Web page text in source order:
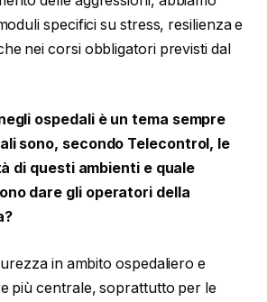
specifici su stress, resilienza e
nei corsi obbligatori previsti dal
ospedali è un tema sempre
sono, secondo Telecontrol, le
di questi ambienti e quale
dare gli operatori della
in ambito ospedaliero e
più centrale, soprattutto per le